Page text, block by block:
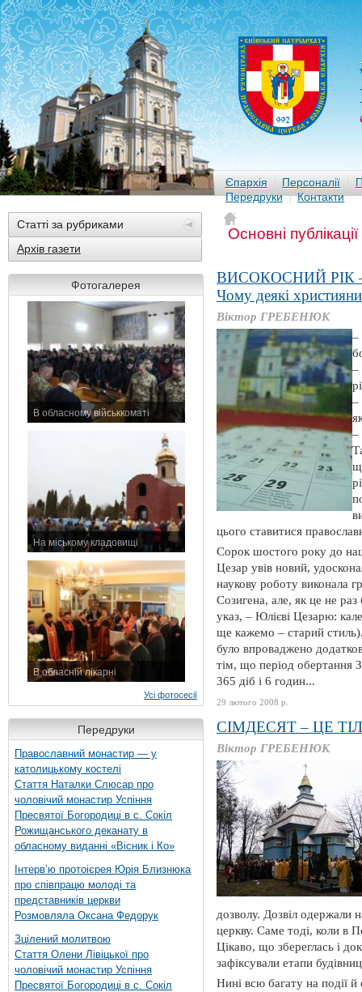
Єпархія Персоналії
Передруки
Контакти
Статті за рубриками
Архів газети
Фотогалерея
В обласному військкоматі
На міському кладовищі
В обласній лікарні
Усі фотосесії
Передруки
Православний монастир — у
католицькому костелі
Стаття Наталки Слюсар про
чоловічий монастир Успіння
Пресвятої Богородиці в с. Сокіл
Рожищанського деканату в
обласному виданні «Вісник і Ко»
Інтерв’ю протоієрея Юрія Близнюка
про співпрацю молоді та
представників церкви
Розмовляла Оксана Федорук
Зцілений молитвою
Стаття Олени Лівіцької про
чоловічий монастир Успіння
Пресвятої Богородиці в с. Сокіл
Основні
ВИСОКОСНИЙ РІК
Чому деякі
Віктор ГРЕБЕНЮК
–
–
–
–
цього ставитися
Сорок шостого року до
Цезар увів новий,
наукову роботу виконала
Созигена, але, як це не раз
указ, – Юлієві Цезарю:
ще кажемо – старий
було впроваджено
тім, що період обертання
365 діб і 6 годин...
29 лютого 2008 р.
СІМДЕСЯТ – ЦЕ
Віктор ГРЕБЕНЮК
дозволу. Дозвіл одержали
церкву. Саме тоді, коли в
Цікаво, що збереглась і
зафіксували етапи
Нині всю багату на події й